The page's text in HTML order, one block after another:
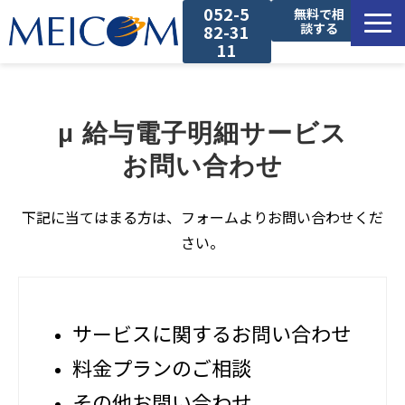
052-5
82-31
11
無料で相
談する
μ 給与電子明細サービス
お問い合わせ
下記に当てはまる方は、フォームよりお問い合わせくだ
さい。
サービスに関するお問い合わせ
料金プランのご相談